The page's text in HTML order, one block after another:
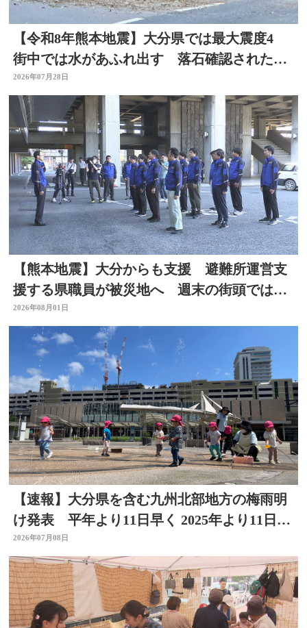
【令和8年熊本地震】大分県では最大震度4
街中では水があふれ出す 落石確認されたと
ころも
2026年07月28日
【熊本地震】大分からも支援 避難所運営支
援する県職員が被災地へ 週末の街頭では募
金の呼びかけも
2026年08月01日
【速報】大分県を含む九州北部地方の梅雨明
け発表 平年より11日早く 2025年より11日遅
い
2026年07月08日